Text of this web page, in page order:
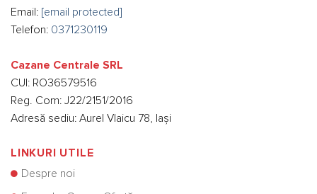
Email: [email protected]
Telefon: 0371230119
Cazane Centrale SRL
CUI: RO36579516
Reg. Com: J22/2151/2016
Adresă sediu: Aurel Vlaicu 78, Iași
LINKURI UTILE
Despre noi